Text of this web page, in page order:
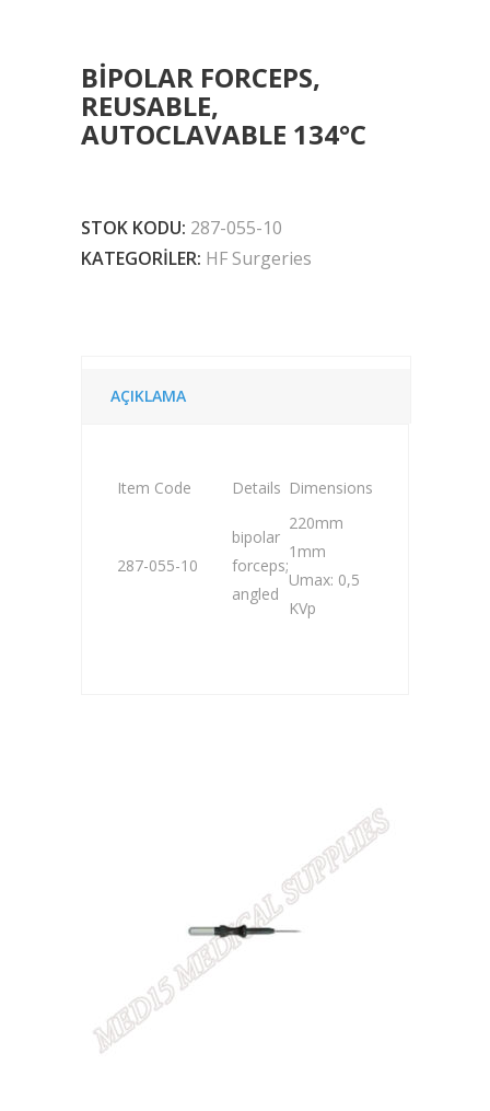
BIPOLAR FORCEPS,
REUSABLE,
AUTOCLAVABLE 134°C
STOK KODU: 287-055-10
KATEGORILER: HF Surgeries
AÇIKLAMA
Item Code Details Dimensions
287-055-10
bipolar
forceps;
angled
220mm
1mm
Umax: 0,5
KVp